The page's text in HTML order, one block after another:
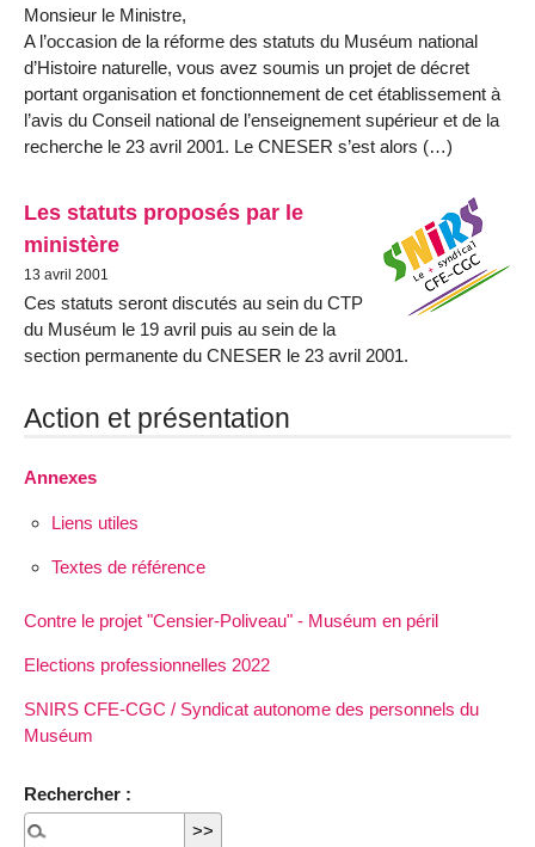
Monsieur le Ministre,
A l’occasion de la réforme des statuts du Muséum national
d’Histoire naturelle, vous avez soumis un projet de décret
portant organisation et fonctionnement de cet établissement à
l’avis du Conseil national de l’enseignement supérieur et de la
recherche le 23 avril 2001. Le CNESER s’est alors (…)
Les statuts proposés par le
ministère
13 avril 2001
Ces statuts seront discutés au sein du CTP
du Muséum le 19 avril puis au sein de la
section permanente du CNESER le 23 avril 2001.
Action et présentation
Annexes
Liens utiles
Textes de référence
Contre le projet "Censier-Poliveau" - Muséum en péril
Elections professionnelles 2022
SNIRS CFE-CGC / Syndicat autonome des personnels du
Muséum
Rechercher :